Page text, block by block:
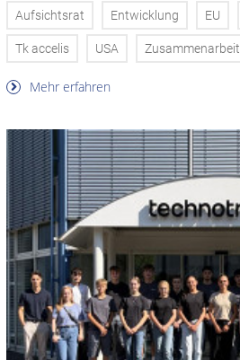
Aufsichtsrat Entwicklung EU
Tk accelis USA Zusammenarbeit
Mehr erfahren